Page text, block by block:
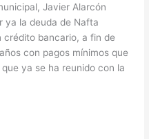
Javier Alarcón
ya la deuda de Nafta
crédito bancario, a fin de
con pagos mínimos que
ya se ha reunido con la